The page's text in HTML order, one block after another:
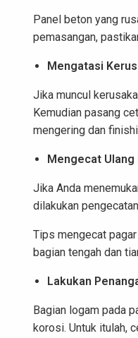
Panel beton yang
pemasangan,
Mengatasi
Jika muncul
Kemudian pasang
mengering dan
Mengecat Ulang
Jika Anda
dilakukan
Tips mengecat
bagian tengah dan
Lakukan
Bagian logam pada
korosi. Untuk itulah,